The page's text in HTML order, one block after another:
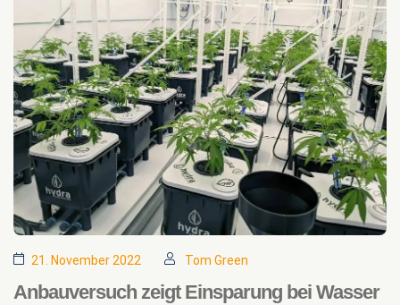
21. November 2022 Tom Green
Anbauversuch zeigt Ein­­sparung bei Wasser